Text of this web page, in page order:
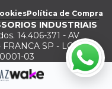
Política de Compra
INDUSTRIAIS
14.406-371 - AV
SP - LOJA -
03